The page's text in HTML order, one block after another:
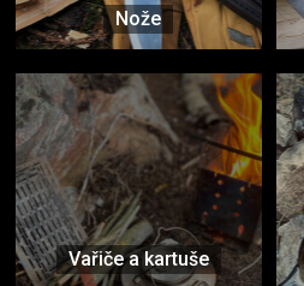
Nože
Vařiče a kartuše